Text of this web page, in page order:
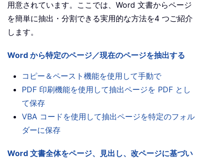
用意されています。ここでは、Word 文書からページ
を簡単に抽出・分割できる実用的な方法を4 つご紹介
します。
Word から特定のページ／現在のページを抽出する
コピー＆ペースト機能を使用して手動で
PDF 印刷機能を使用して抽出ページを PDF とし
て保存
VBA コードを使用して抽出ページを特定のフォル
ダーに保存
Word 文書全体をページ、見出し、改ページに基づい